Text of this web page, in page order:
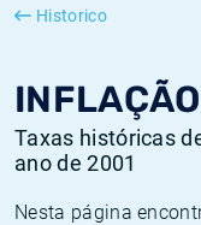
Historico
Taxas históricas
ano de 2001
Nesta página
SONIA
Inflação Europa
Taxas TONAR